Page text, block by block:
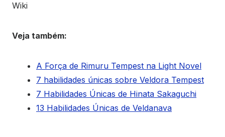
Wiki
Veja também:
A Força de Rimuru Tempest na Light Novel
7 habilidades únicas sobre Veldora Tempest
7 Habilidades Únicas de Hinata Sakaguchi
13 Habilidades Únicas de Veldanava